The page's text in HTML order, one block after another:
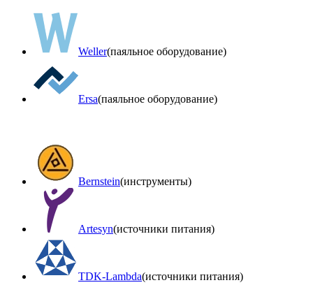
Weller(паяльное оборудование)
Ersa(паяльное оборудование)
Bernstein(инструменты)
Artesyn(источники питания)
TDK-Lambda(источники питания)